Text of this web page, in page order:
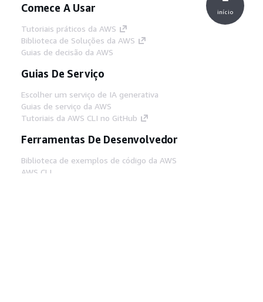
Comece A Usar
Tutoriais práticos da AWS
Biblioteca de Soluções da AWS
Guias de decisão da AWS
Guias De Serviço
Escolher um serviço de IA generativa
Guias de serviço da AWS
Tutoriais da AWS CLI no GitHub
Ferramentas De Desenvolvedor
Biblioteca de exemplos de código da AWS
AWS CLI
início